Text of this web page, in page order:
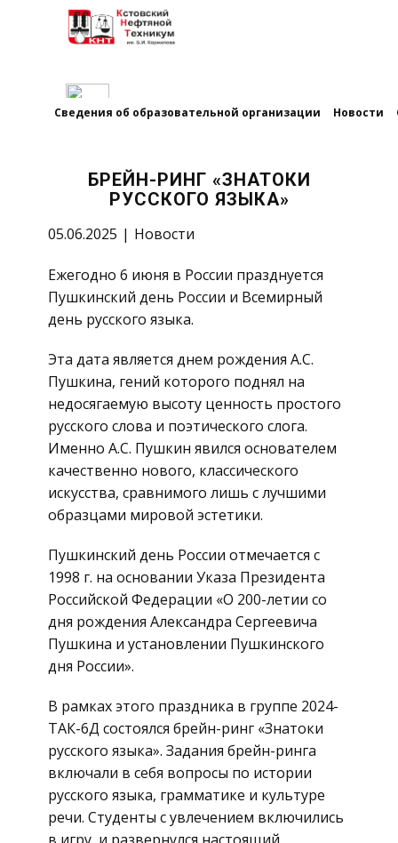
Сведения об образовательной организации Новости
БРЕЙН-РИНГ «ЗНАТОКИ
РУССКОГО ЯЗЫКА»
05.06.2025 Новости
Ежегодно 6 июня в России празднуется
Пушкинский день России и Всемирный
день русского языка.
Эта дата является днем рождения А.С.
Пушкина, гений которого поднял на
недосягаемую высоту ценность простого
русского слова и поэтического слога.
Именно А.С. Пушкин явился основателем
качественно нового, классического
искусства, сравнимого лишь с лучшими
образцами мировой эстетики.
Пушкинский день России отмечается с
1998 г. на основании Указа Президента
Российской Федерации «О 200-летии со
дня рождения Александра Сергеевича
Пушкина и установлении Пушкинского
дня России».
В рамках этого праздника в группе 2024-
ТАК-6Д состоялся брейн-ринг «Знатоки
русского языка». Задания брейн-ринга
включали в себя вопросы по истории
русского языка, грамматике и культуре
речи. Студенты с увлечением включились